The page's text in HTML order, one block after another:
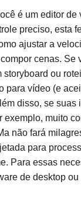
é um editor
preciso, esta
ajustar a
cenas. Se
storyboard ou
para vídeo (e
disso, se suas
muito
não fará
para
Para essas
de desktop